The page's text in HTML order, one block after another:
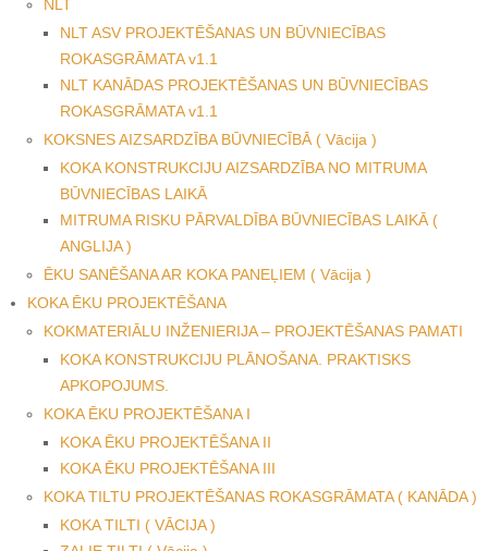
NLT
NLT ASV PROJEKTĒŠANAS UN BŪVNIECĪBAS
ROKASGRĀMATA v1.1
NLT KANĀDAS PROJEKTĒŠANAS UN BŪVNIECĪBAS
ROKASGRĀMATA v1.1
KOKSNES AIZSARDZĪBA BŪVNIECĪBĀ ( Vācija )
KOKA KONSTRUKCIJU AIZSARDZĪBA NO MITRUMA
BŪVNIECĪBAS LAIKĀ
MITRUMA RISKU PĀRVALDĪBA BŪVNIECĪBAS LAIKĀ (
ANGLIJA )
ĒKU SANĒŠANA AR KOKA PANEĻIEM ( Vācija )
KOKA ĒKU PROJEKTĒŠANA
KOKMATERIĀLU INŽENIERIJA – PROJEKTĒŠANAS PAMATI
KOKA KONSTRUKCIJU PLĀNOŠANA. PRAKTISKS
APKOPOJUMS.
KOKA ĒKU PROJEKTĒŠANA I
KOKA ĒKU PROJEKTĒŠANA II
KOKA ĒKU PROJEKTĒŠANA III
KOKA TILTU PROJEKTĒŠANAS ROKASGRĀMATA ( KANĀDA )
KOKA TILTI ( VĀCIJA )